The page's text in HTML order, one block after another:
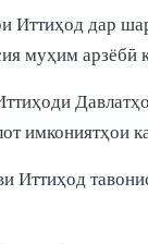
дар
муҳим арзёбӣ
имкониятҳои
Иттиҳод